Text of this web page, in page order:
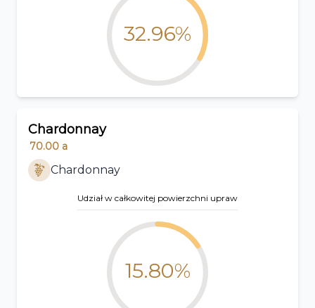
32.96%
Chardonnay
70.00 a
Chardonnay
Udział w całkowitej powierzchni upraw
15.80%